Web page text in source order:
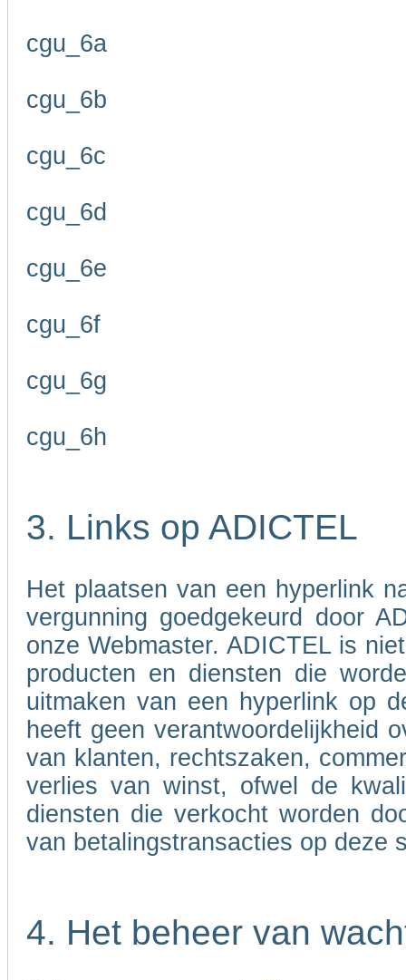
cgu_6a
cgu_6b
cgu_6c
cgu_6d
cgu_6e
cgu_6f
cgu_6g
cgu_6h
3. Links op ADICTEL
Het plaatsen van een hyperlink
vergunning goedgekeurd door
onze Webmaster. ADICTEL is
producten en diensten die
uitmaken van een hyperlink op
heeft geen verantwoordelijkheid
van klanten, rechtszaken,
verlies van winst, ofwel de
diensten die verkocht worden
van betalingstransacties op deze
4. Het beheer van